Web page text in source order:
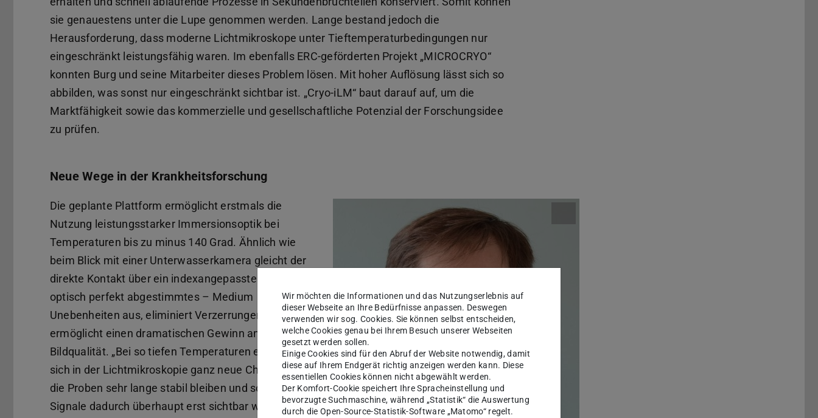
sie genauestens unter die Lupe genommen werden. Lange bestand jedoch die
Herausforderung, dass moderne Lichtmikroskope unter Tieftemperaturbedingungen nur
eingeschränkt leistungsfähig waren. Im ebenfalls ERC-geförderten Projekt „MICROCRYO“
konnten Burg und seine Mitarbeiter dieses Problem lösen. Mit hoher Auflösung lässt sich so
abbilden, was sonst nur eingeschränkt sichtbar ist. „Cryo-iLM“ baut darauf auf, um die
Marktfähigkeit sowie das kommerzielle und gesellschaftliche Potenzial der Forschungsidee
zu prüfen.
Neue Wege in der Krankheitsforschung
Die geplante Plattform ermöglicht erstmals die
Nutzung leistungsstarker Immersionsoptik bei
Temperaturen bis zu minus 140 Grad. Ähnlich wie
beim Blick mit einer Unterwasserkamera gleicht der
direkte Kontakt über ein indexangepasstes – also
optisch perfekt abgestimmtes – Medium
Unebenheiten aus, eliminiert Verzerrungen und
ermöglicht einen dramatischen Gewinn an
Bildqualität. „Bei so tiefen Temperaturen eröffnen
sich in der Lichtmikroskopie ganz neue Chancen, weil
die Proben sehr lange stabil bleiben und schwache
Signale dadurch überhaupt erst sichtbar werden“,
Wir möchten die Informationen und das Nutzungserlebnis auf
dieser Webseite an Ihre Bedürfnisse anpassen. Deswegen
verwenden wir sog. Cookies. Sie können selbst entscheiden,
welche Cookies genau bei Ihrem Besuch unserer Webseiten
gesetzt werden sollen.
Einige Cookies sind für den Abruf der Website notwendig, damit
diese auf Ihrem Endgerät richtig anzeigen werden kann. Diese
essentiellen Cookies können nicht abgewählt werden.
Der Komfort-Cookie speichert Ihre Spracheinstellung und
bevorzugte Suchmaschine, während „Statistik“ die Auswertung
durch die Open-Source-Statistik-Software „Matomo“ regelt.